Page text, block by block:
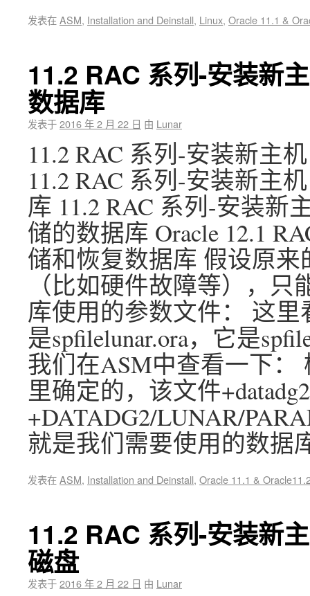
发表在ASM, Installation and Deinstall, Linux, Oracle 11.1 &
11.2 RAC 系列-安装新
数据库
发表于2016 年 2 月 22 日 由 Lunar
11.2 RAC 系列-安装新主
11.2 RAC 系列-安装新主
库 11.2 RAC 系列-安装新
储的数据库 Oracle 12.1
储和恢复数据库 假设原
（比如硬件故障等），
库使用的参数文件： 这
是spfilelunar.ora，它是
我们在ASM中查看一下：
里确定的，该文件
+DATADG2/LUNAR/
就是我们需要使用的数据
发表在ASM, Installation and Deinstall, Oracle 11.1 &
11.2 RAC 系列-安装新
磁盘
发表于2016 年 2 月 22 日 由 Lunar